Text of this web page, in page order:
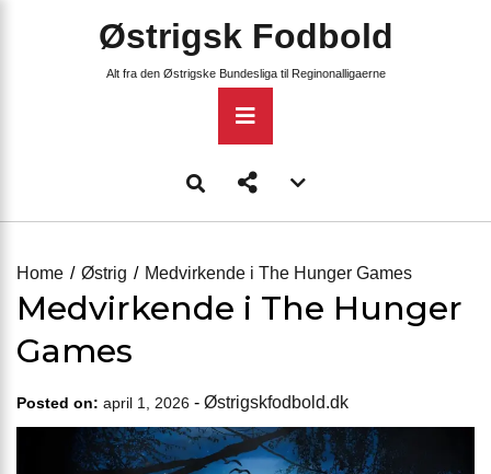
Østrigsk Fodbold
Alt fra den Østrigske Bundesliga til Reginonalligaerne
Primary
Menu
menu
Home
Østrig Medvirkende i The Hunger Games
Medvirkende i The Hunger
Games
Posted on: april 1, 2026 - Østrigskfodbold.dk